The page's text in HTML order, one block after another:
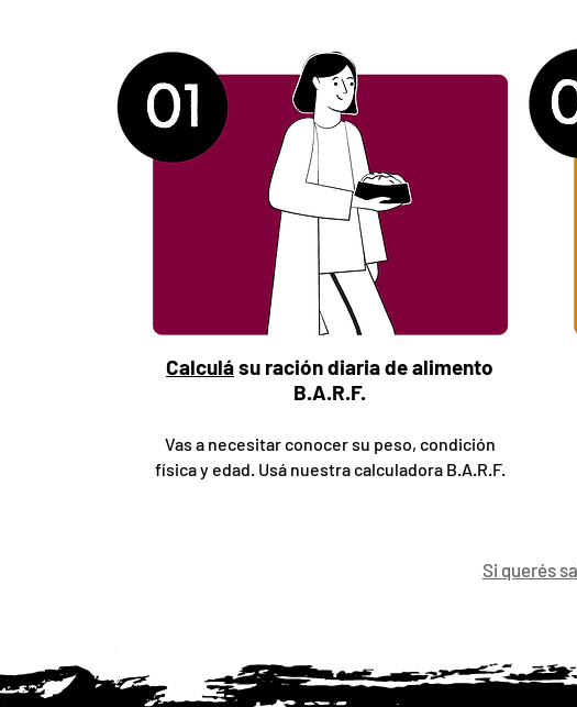
Calculásu ración diaria de alimento
B.A.R.F.
Vas a necesitar conocer su peso, condición
física y edad. Usá nuestra calculadora B.A.R.F.
Si querés